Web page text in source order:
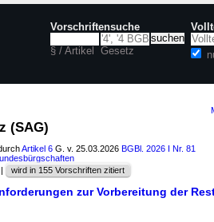
Vorschriftensuche
§ / Artikel Gesetz
(SAG)
Artikel 6 G. v. 25.03.2026 BGBl. 2026 I Nr. 81
| wird in 155 Vorschriften zitiert
zur Vorbereitung der